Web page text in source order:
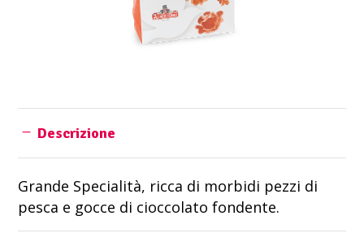
Descrizione
Grande Specialità, ricca di morbidi pezzi di
pesca e gocce di cioccolato fondente.